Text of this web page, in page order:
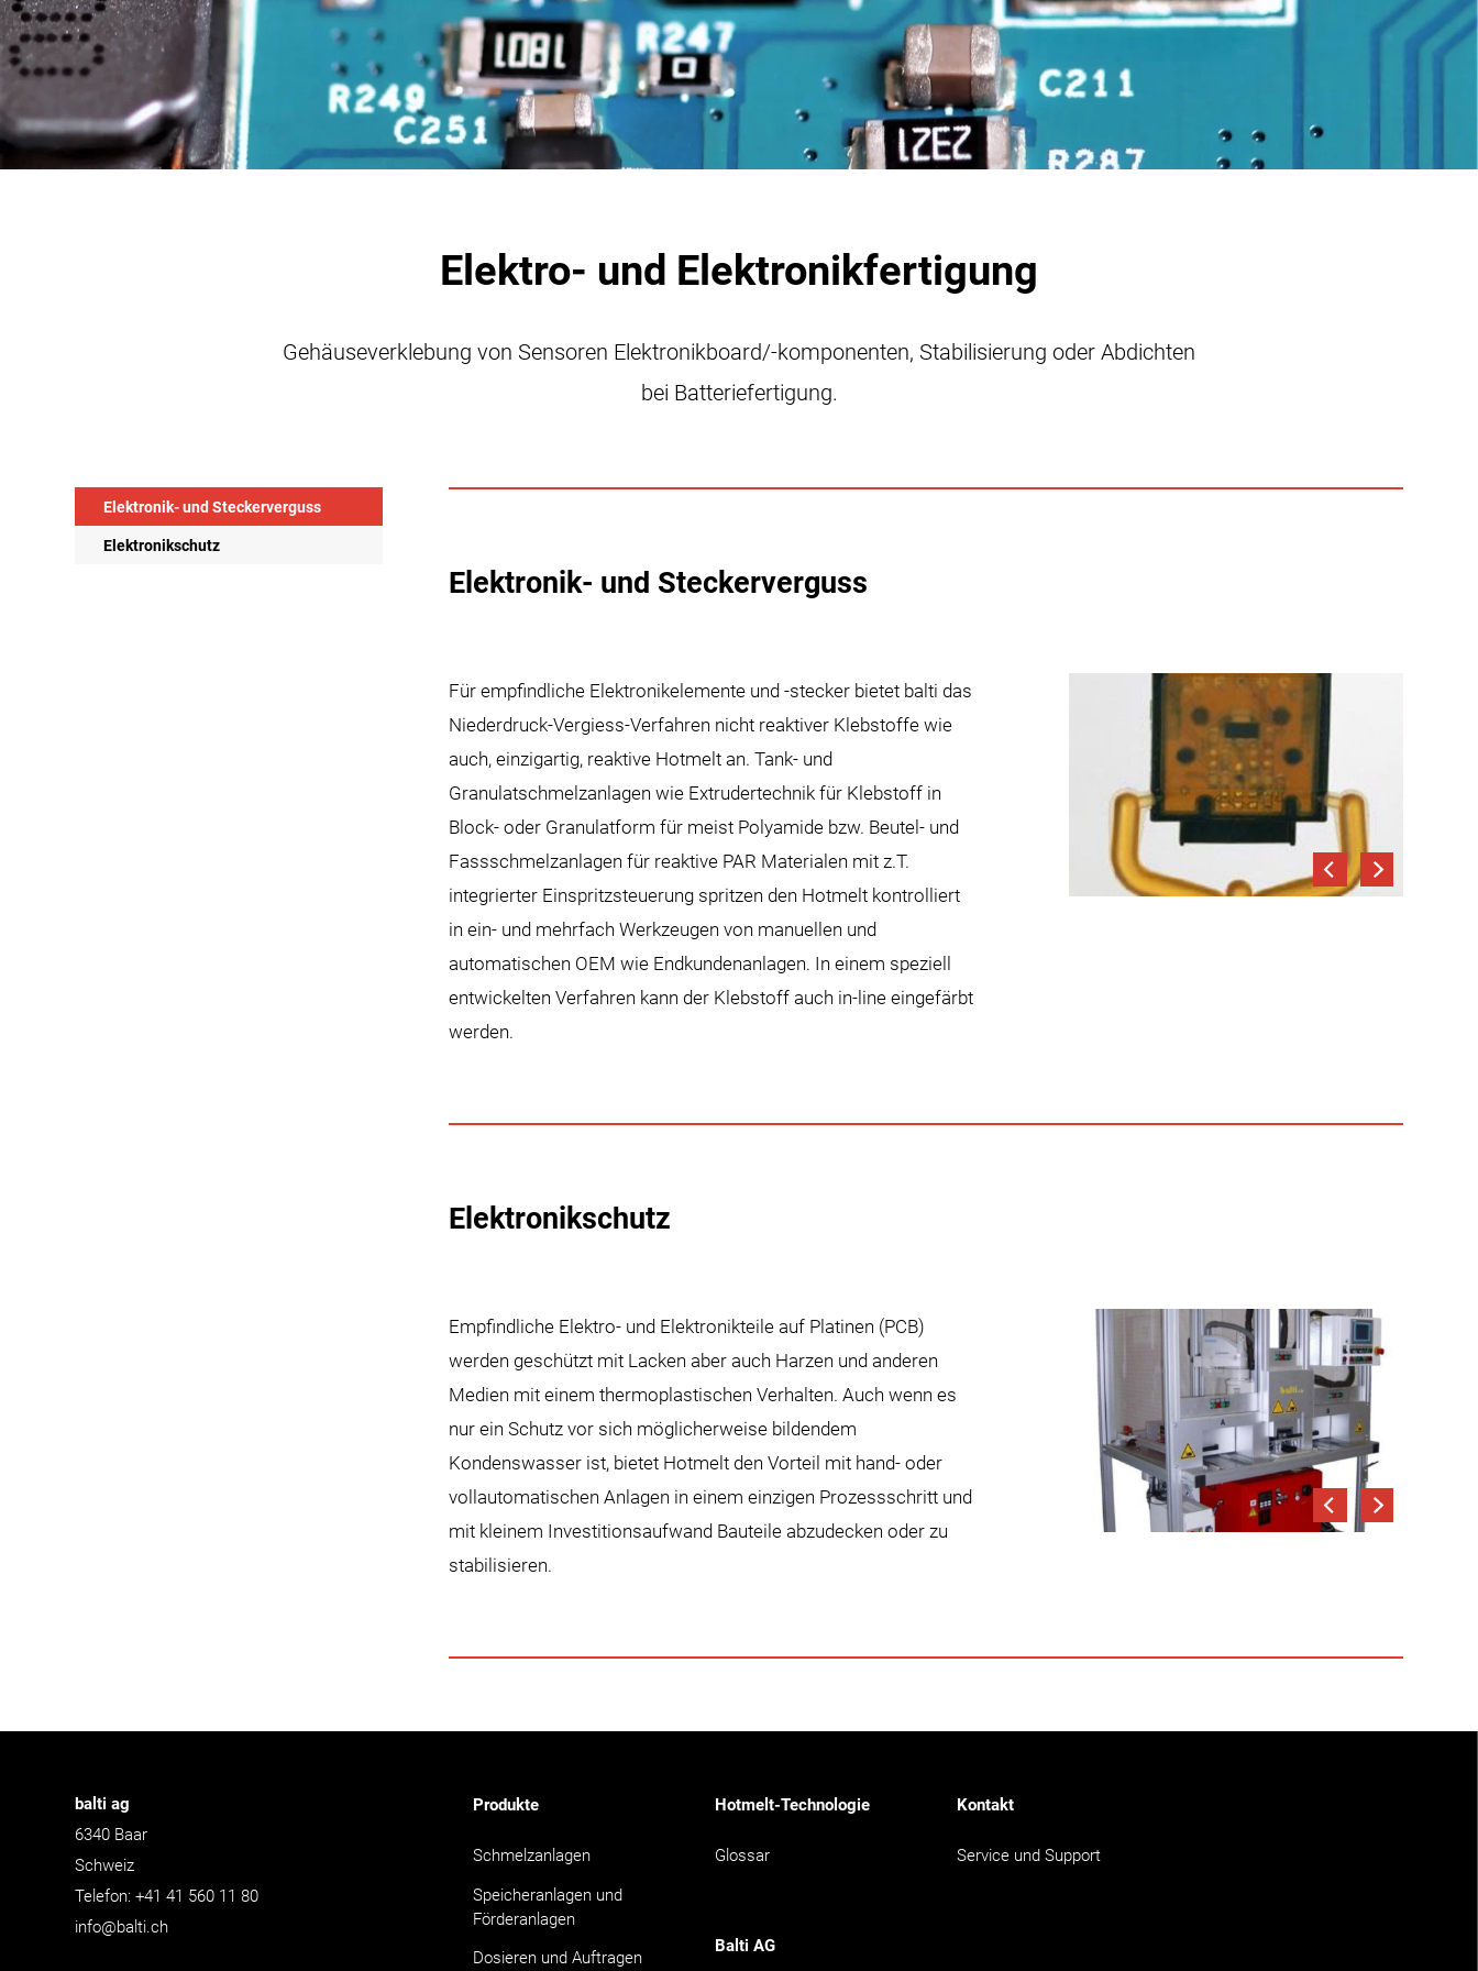
Photovoltaik
Verpackung
Industrie Allgemein
Elektro- und Elektronikfertigung
Gehäuseverklebung von Sensoren Elektronikboard/-komponenten, Stabilisierung oder Abdichten
bei Batteriefertigung.
Elektronik- und Steckerverguss
Elektronikschutz
Elektronik- und Steckerverguss
Für empfindliche Elektronikelemente und -stecker bietet balti das
Niederdruck-Vergiess-Verfahren nicht reaktiver Klebstoffe wie
auch, einzigartig, reaktive Hotmelt an. Tank- und
Granulatschmelzanlagen wie Extrudertechnik für Klebstoff in
Block- oder Granulatform für meist Polyamide bzw. Beutel- und
Fassschmelzanlagen für reaktive PAR Materialen mit z.T.
integrierter Einspritzsteuerung spritzen den Hotmelt kontrolliert
in ein- und mehrfach Werkzeugen von manuellen und
automatischen OEM wie Endkundenanlagen. In einem speziell
entwickelten Verfahren kann der Klebstoff auch in-line eingefärbt
werden.
Elektronikschutz
Empfindliche Elektro- und Elektronikteile auf Platinen (PCB)
werden geschützt mit Lacken aber auch Harzen und anderen
Medien mit einem thermoplastischen Verhalten. Auch wenn es
nur ein Schutz vor sich möglicherweise bildendem
Kondenswasser ist, bietet Hotmelt den Vorteil mit hand- oder
vollautomatischen Anlagen in einem einzigen Prozessschritt und
mit kleinem Investitionsaufwand Bauteile abzudecken oder zu
stabilisieren.
balti ag
6340 Baar
Schweiz
Telefon: +41 41 560 11 80
info@balti.ch
Produkte
Schmelzanlagen
Speicheranlagen und
Förderanlagen
Dosieren und Auftragen
Hotmelt-Technologie
Glossar
Balti AG
Kontakt
Service und Support